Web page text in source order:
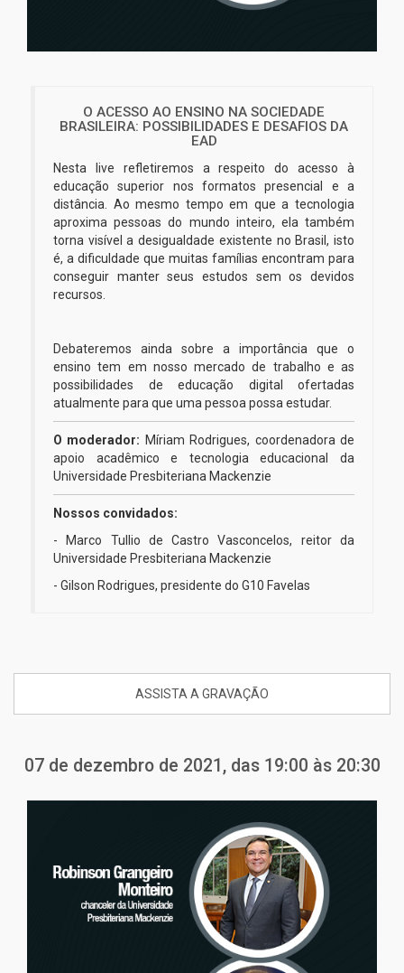
O ACESSO AO ENSINO NA SOCIEDADE
BRASILEIRA: POSSIBILIDADES E DESAFIOS DA
EAD
Nesta live refletiremos a respeito do acesso à
educação superior nos formatos presencial e a
distância. Ao mesmo tempo em que a tecnologia
aproxima pessoas do mundo inteiro, ela também
torna visível a desigualdade existente no Brasil, isto
é, a dificuldade que muitas famílias encontram para
conseguir manter seus estudos sem os devidos
recursos.
Debateremos ainda sobre a importância que o
ensino tem em nosso mercado de trabalho e as
possibilidades de educação digital ofertadas
atualmente para que uma pessoa possa estudar.
O moderador: Míriam Rodrigues, coordenadora de
apoio acadêmico e tecnologia educacional da
Universidade Presbiteriana Mackenzie
Nossos convidados:
- Marco Tullio de Castro Vasconcelos, reitor da
Universidade Presbiteriana Mackenzie
- Gilson Rodrigues, presidente do G10 Favelas​
ASSISTA A GRAVAÇÃO
07 de dezembro de 2021, das 19:00 às 20:30